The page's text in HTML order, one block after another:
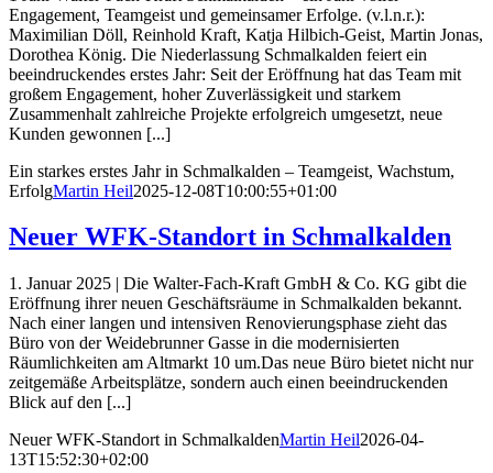
Engagement, Teamgeist und gemeinsamer Erfolge. (v.l.n.r.):
Maximilian Döll, Reinhold Kraft, Katja Hilbich-Geist, Martin Jonas,
Dorothea König. Die Niederlassung Schmalkalden feiert ein
beeindruckendes erstes Jahr: Seit der Eröffnung hat das Team mit
großem Engagement, hoher Zuverlässigkeit und starkem
Zusammenhalt zahlreiche Projekte erfolgreich umgesetzt, neue
Kunden gewonnen [...]
Ein starkes erstes Jahr in Schmal­kalden – Teamgeist, Wachstum,
ErfolgMartin Heil2025-12-08T10:00:55+01:00
Neuer WFK-Standort in Schmalkalden
1. Januar 2025 | Die Walter-Fach-Kraft GmbH & Co. KG gibt die
Eröffnung ihrer neuen Geschäftsräume in Schmalkalden bekannt.
Nach einer langen und intensiven Renovierungsphase zieht das
Büro von der Weidebrunner Gasse in die modernisierten
Räumlichkeiten am Altmarkt 10 um.Das neue Büro bietet nicht nur
zeitgemäße Arbeitsplätze, sondern auch einen beeindruckenden
Blick auf den [...]
Neuer WFK-Standort in SchmalkaldenMartin Heil2026-04-
13T15:52:30+02:00